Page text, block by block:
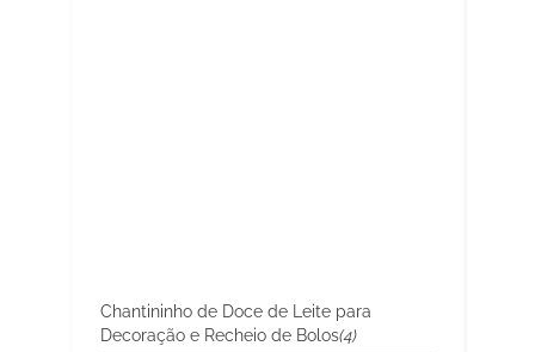
Chantininho de Doce de Leite para
Decoração e Recheio de Bolos(4)